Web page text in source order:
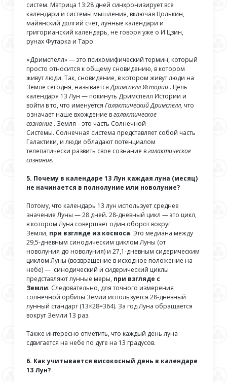
систем. Матрица 13:28 дней синхронизирует все
календари и системы мышления, включая Цолькин,
майянский долгий счет, лунные календари и
григорианский календарь, не говоря уже о И Цзин,
рунах Футарка и Таро.
«Дримспелл» — это психомифический термин, который
просто относится к общему сновидению, в котором
живут люди. Так, сновидение, в котором живут люди на
Земле сегодня, называетсяДримспелл ​​Истории . Цель
календаря 13 Лун — покинуть Дримспелл ​​Истории и
войти в то, что именуетсяГалактический Дримспелл, что
означает наше вхождение вгалактическое
сознание . Земля – ​​это часть Солнечной
Системы. Солнечная система представляет собой часть
Галактики, и люди обладают потенциалом
телепатически развить свое сознание вгалактическое
сознание.
5. Почему в календаре 13 Лун каждая луна (месяц)
не начинается в полнолуние или новолуние?
Потому, что календарь 13 лун использует среднее
значение Луны — 28 дней. 28-дневный цикл — это цикл,
в котором Луна совершает один оборот вокруг
Земли, при взгляде из космоса. Это медиана между
29,5-дневным синодическим циклом Луны (от
новолуния до новолуния) и 27,1-дневным сидерическим
циклом Луны (возвращение в исходное положение на
небе) — синодический и сидерический циклы
представляют лунные меры, при взгляде с
Земли. Следовательно, для точного измерения
солнечной орбиты Земли используется 28-дневный
лунный стандарт (13×28=364). За год Луна обращается
вокруг Земли 13 раз.
Также интересно отметить, что каждый день луна
сдвигается на небе по дуге на 13 градусов.
6. Как учитывается високосный день в календаре
13 Лун?